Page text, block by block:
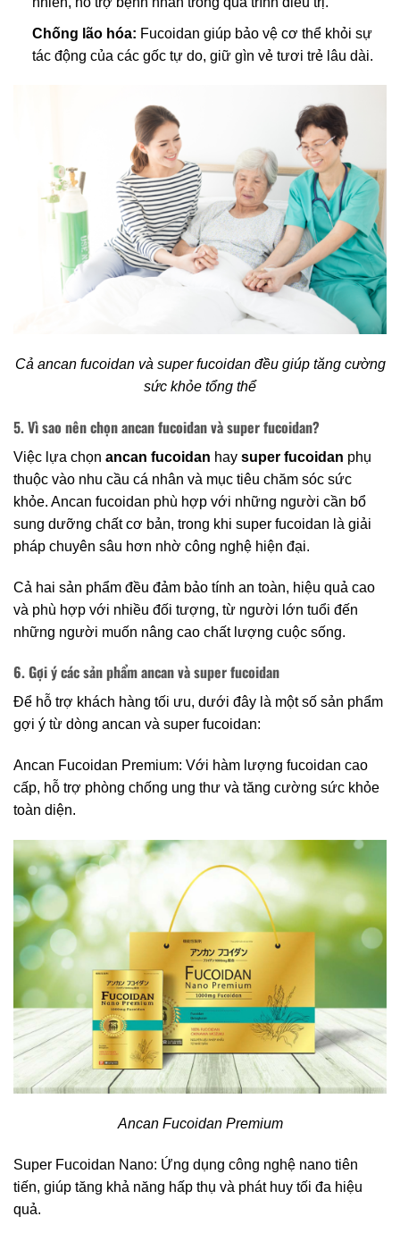
Chống lão hóa: Fucoidan giúp bảo vệ cơ thể khỏi sự
tác động của các gốc tự do, giữ gìn vẻ tươi trẻ lâu dài.
Cả ancan fucoidan và super fucoidan đều giúp tăng cường
sức khỏe tổng thể
5. Vì sao nên chọn ancan fucoidan và super fucoidan?
Việc lựa chọn ancan fucoidan hay super fucoidan phụ
thuộc vào nhu cầu cá nhân và mục tiêu chăm sóc sức
khỏe. Ancan fucoidan phù hợp với những người cần bổ
sung dưỡng chất cơ bản, trong khi super fucoidan là giải
pháp chuyên sâu hơn nhờ công nghệ hiện đại.
Cả hai sản phẩm đều đảm bảo tính an toàn, hiệu quả cao
và phù hợp với nhiều đối tượng, từ người lớn tuổi đến
những người muốn nâng cao chất lượng cuộc sống.
6. Gợi ý các sản phẩm ancan và super fucoidan
Để hỗ trợ khách hàng tối ưu, dưới đây là một số sản phẩm
gợi ý từ dòng ancan và super fucoidan:
Ancan Fucoidan Premium: Với hàm lượng fucoidan cao
cấp, hỗ trợ phòng chống ung thư và tăng cường sức khỏe
toàn diện.
Ancan Fucoidan Premium
Super Fucoidan Nano: Ứng dụng công nghệ nano tiên
tiến, giúp tăng khả năng hấp thụ và phát huy tối đa hiệu
quả.